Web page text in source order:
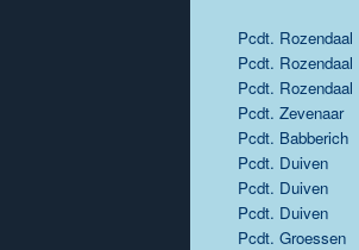
Pcdt. Rozendaal
Pcdt. Rozendaal
Pcdt. Rozendaal
Pcdt. Zevenaar
Pcdt. Babberich
Pcdt. Duiven
Pcdt. Duiven
Pcdt. Duiven
Pcdt. Groessen